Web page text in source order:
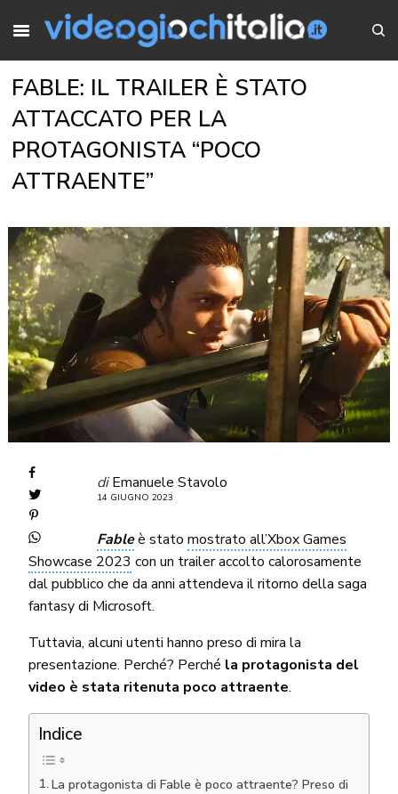
FABLE: IL TRAILER È STATO
ATTACCATO PER LA
PROTAGONISTA “POCO
ATTRAENTE”
di Emanuele Stavolo
14 GIUGNO 2023
Fableè stato mostrato all’Xbox Games
Showcase 2023 con un trailer accolto calorosamente
dal pubblico che da anni attendeva il ritorno della saga
fantasy di Microsoft.
Tuttavia, alcuni utenti hanno preso di mira la
presentazione. Perché? Perché la protagonista del
video è stata ritenuta poco attraente.
Indice
La protagonista di Fable è poco attraente? Preso di